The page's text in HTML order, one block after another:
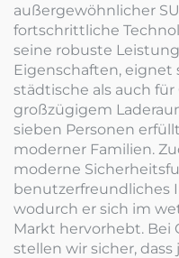
außergewöhnlicher
fortschrittliche
seine robuste
Eigenschaften, eignet
städtische als auch
großzügigem
sieben Personen
moderner Familien.
moderne
benutzerfreundliches
wodurch er sich im
Markt hervorhebt. Bei
stellen wir sicher,